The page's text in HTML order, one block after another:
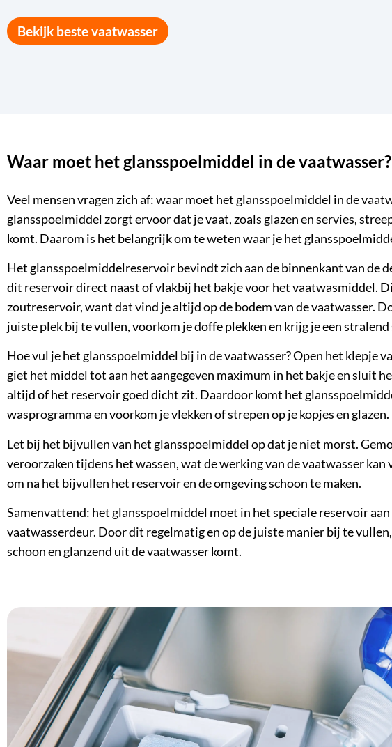
Bekijk beste vaatwasser
Waar moet het glansspoelmiddel in de vaatwasser?
Veel mensen vragen zich af: waar moet het glansspoelmiddel in de
glansspoelmiddel zorgt ervoor dat je vaat, zoals glazen en servies,
komt. Daarom is het belangrijk om te weten waar je het
Het glansspoelmiddelreservoir bevindt zich aan de binnenkant van de
dit reservoir direct naast of vlakbij het bakje voor hetvaatwasmiddel.
zoutreservoir, want dat vind je altijd op de bodem van de vaatwasser.
juiste plek bij te vullen, voorkom je doffe plekken en krijg je een stralend
Hoe vul je het glansspoelmiddel bij in de vaatwasser? Open het klepje
giet het middel tot aan het aangegeven maximum in het bakje en sluit
altijd of het reservoir goed dicht zit. Daardoor komt het
wasprogramma en voorkom je vlekken of strepen op je kopjes en glazen.
Let bij het bijvullen van het glansspoelmiddel op dat je niet morst.
veroorzaken tijdens het wassen, wat dewerking van de vaatwasserkan
om na het bijvullen het reservoir en de omgeving schoon te maken.
Samenvattend: het glansspoelmiddel moet in het speciale reservoir
vaatwasserdeur. Door dit regelmatig en op de juiste manier bij te
schoon en glanzend uit de vaatwasser komt.